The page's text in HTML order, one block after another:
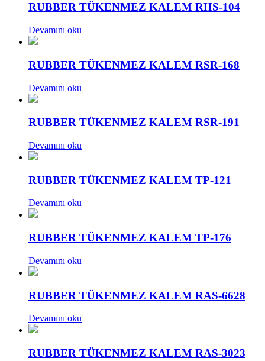
RUBBER TÜKENMEZ KALEM RHS-104
Devamını oku
RUBBER TÜKENMEZ KALEM RSR-168
Devamını oku
RUBBER TÜKENMEZ KALEM RSR-191
Devamını oku
RUBBER TÜKENMEZ KALEM TP-121
Devamını oku
RUBBER TÜKENMEZ KALEM TP-176
Devamını oku
RUBBER TÜKENMEZ KALEM RAS-6628
Devamını oku
RUBBER TÜKENMEZ KALEM RAS-3023